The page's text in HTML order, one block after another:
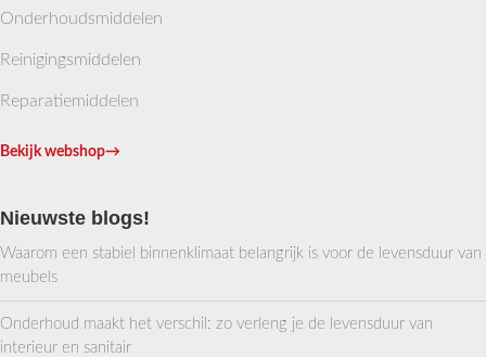
Onderhoudsmiddelen
Reinigingsmiddelen
Reparatiemiddelen
Bekijk webshop→
Nieuwste blogs!
Waarom een stabiel binnenklimaat belangrijk is voor de levensduur van
meubels
Onderhoud maakt het verschil: zo verleng je de levensduur van
interieur en sanitair